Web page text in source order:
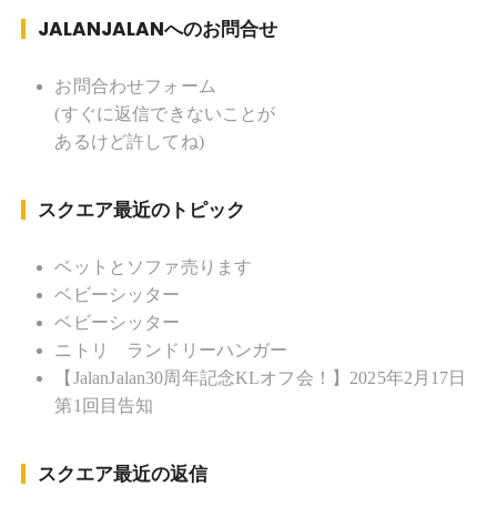
ク ソフトボール
督 BKKソフトボール「おぼんこ
ぼん 」監督 マレーシア歴：1991年から31年目 タ
イ歴 ：2001年から21年目
JALANJALANへのお問合せ
お問合わせフォーム
(すぐに返信できないことが
あるけど許してね)
スクエア最近のトピック
ベットとソファ売ります
ベビーシッター
ベビーシッター
ニトリ ランドリーハンガー
【JalanJalan30周年記念KLオフ会！】2025年2月17日
第1回目告知
スクエア最近の返信